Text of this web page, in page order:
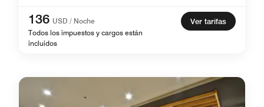
136 USD / Noche
Todos los impuestos y cargos están
incluidos
Ver tarifas